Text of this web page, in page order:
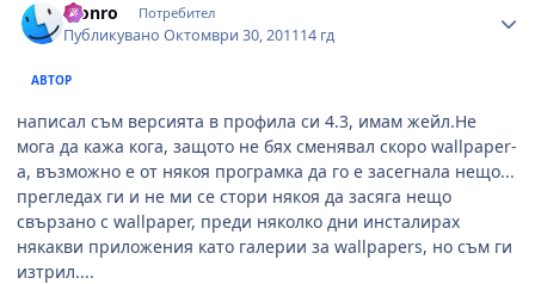
Monro Потребител
ПубликуваноОктомври 30, 201114 гд
АВТОР
написал съм версията в профила си 4.3, имам жейл.Не
мога да кажа кога, защото не бях сменявал скоро wallpaper-
а, възможно е от някоя програмка да го е засегнала нещо...
прегледах ги и не ми се стори някоя да засяга нещо
свързано с wallpaper, преди няколко дни инсталирах
някакви приложения като галерии за wallpapers, но съм ги
изтрил....